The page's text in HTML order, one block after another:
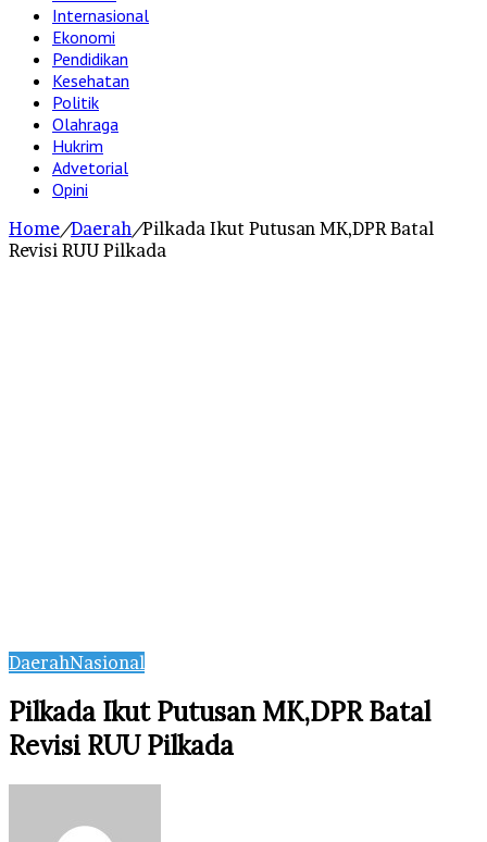
Internasional
Ekonomi
Pendidikan
Kesehatan
Politik
Olahraga
Hukrim
Advetorial
Opini
Home/Daerah/Pilkada Ikut Putusan MK,DPR Batal
Revisi RUU Pilkada
DaerahNasional
Pilkada Ikut Putusan MK,DPR Batal
Revisi RUU Pilkada